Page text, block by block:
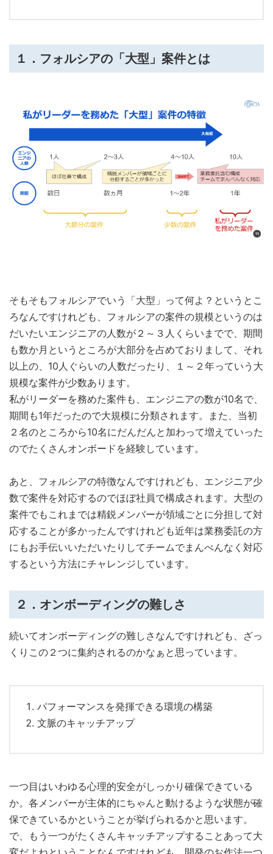
１．フォルシアの「大型」案件とは
そもそもフォルシアでいう「大型」って何よ？というとこ
ろなんですけれども、フォルシアの案件の規模というのは
だいたいエンジニアの人数が２～３人くらいまでで、期間
も数か月というところが大部分を占めておりまして、それ
以上の、10人ぐらいの人数だったり、１～２年っていう大
規模な案件が少数あります。
私がリーダーを務めた案件も、エンジニアの数が10名で、
期間も1年だったので大規模に分類されます。また、当初
２名のところから10名にだんだんと加わって増えていった
のでたくさんオンボードを経験しています。
あと、フォルシアの特徴なんですけれども、エンジニア少
数で案件を対応するのでほぼ社員で構成されます。大型の
案件でもこれまでは精鋭メンバーが領域ごとに分担して対
応することが多かったんですけれども近年は業務委託の方
にもお手伝いいただいたりしてチームでまんべんなく対応
するという方法にチャレンジしています。
２．オンボーディングの難しさ
続いてオンボーディングの難しさなんですけれども、ざっ
くりこの２つに集約されるのかなぁと思っています。
パフォーマンスを発揮できる環境の構築
文脈のキャッチアップ
一つ目はいわゆる心理的安全がしっかり確保できている
か。各メンバーが主体的にちゃんと動けるような状態が確
保できているかということが挙げられるかと思います。
で、もう一つがたくさんキャッチアップすることあって大